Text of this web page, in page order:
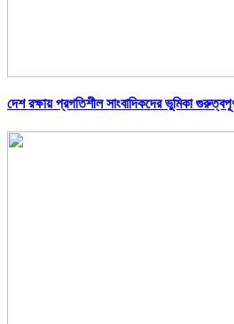
দেশ রক্ষায় প্রগতিশীল সাংবাদিকদের ভুমিকা